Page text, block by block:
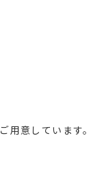
用意しています。